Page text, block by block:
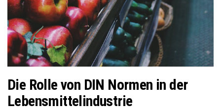
Die Rolle von DIN Normen in der
Lebensmittelindustrie